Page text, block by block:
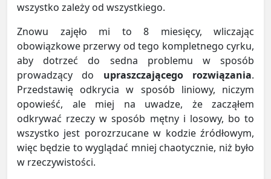
wszystko zależy od wszystkiego.
Znowu zajęło mi to 8 miesięcy, wliczając
obowiązkowe przerwy od tego kompletnego cyrku,
aby dotrzeć do sedna problemu w sposób
prowadzący do upraszczającego rozwiązania.
Przedstawię odkrycia w sposób liniowy, niczym
opowieść, ale miej na uwadze, że zacząłem
odkrywać rzeczy w sposób mętny i losowy, bo to
wszystko jest porozrzucane w kodzie źródłowym,
więc będzie to wyglądać mniej chaotycznie, niż było
w rzeczywistości.